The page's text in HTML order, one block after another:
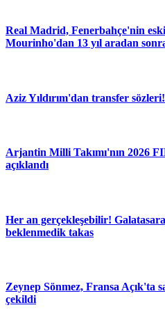
Real Madrid, Fenerbahçe'nin eski
Mourinho'dan 13 yıl aradan
Aziz Yıldırım'dan transfer
Arjantin Milli Takımı'nın 2026
açıklandı
Her an gerçekleşebilir!
beklenmedik takas
Zeynep Sönmez, Fransa Açık'ta
çekildi